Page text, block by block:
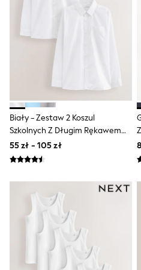
Shorts & Skirts
Coats & Jackets
Knitwear
Sets & Outfits
Tops
Nightwear & Pyjamas
Trousers & Leggings
Shirts & Blouses
Swimwear
Jeans
Jumpsuits & Playsuits
Multipacks
Skirts
Sandals & Sliders
Rash Vests
Sun Safe Swimwear
Sun Hats & Caps
All Footwear
Biały - Zestaw 2 Koszul
Szkolnych Z Długim Rękawem
(3–17 Lat)
55 zł - 105 zł